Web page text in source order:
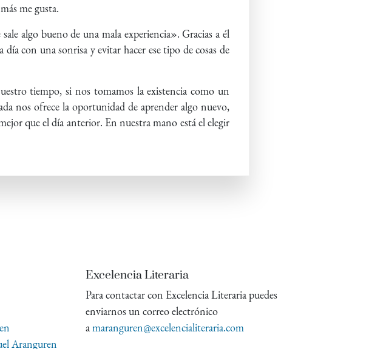
me gusta.
algo bueno de una mala experiencia». Gracias a él
con una sonrisa y evitar hacer ese tipo de cosas de
tiempo, si nos tomamos la existencia como un
nos ofrece la oportunidad de aprender algo nuevo,
que el día anterior. En nuestra mano está el elegir
Aranguren
Excelencia Literaria
Para contactar con Excelencia Literaria puedes
enviarnos un correo electrónico
amaranguren@excelencialiteraria.com